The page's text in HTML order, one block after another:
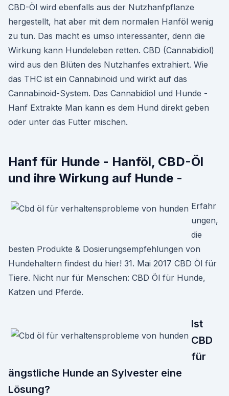
CBD-Öl wird ebenfalls aus der Nutzhanfpflanze
hergestellt, hat aber mit dem normalen Hanföl wenig
zu tun. Das macht es umso interessanter, denn die
Wirkung kann Hundeleben retten. CBD (Cannabidiol)
wird aus den Blüten des Nutzhanfes extrahiert. Wie
das THC ist ein Cannabinoid und wirkt auf das
Cannabinoid-System. Das Cannabidiol und Hunde -
Hanf Extrakte Man kann es dem Hund direkt geben
oder unter das Futter mischen.
Hanf für Hunde - Hanföl, CBD-Öl
und ihre Wirkung auf Hunde -
Erfahr
ungen,
die
besten Produkte & Dosierungsempfehlungen von
Hundehaltern findest du hier! 31. Mai 2017 CBD Öl für
Tiere. Nicht nur für Menschen: CBD Öl für Hunde,
Katzen und Pferde.
Ist
CBD
für
ängstliche Hunde an Sylvester eine
Lösung?